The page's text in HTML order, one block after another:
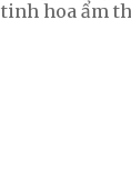
hoa ẩm